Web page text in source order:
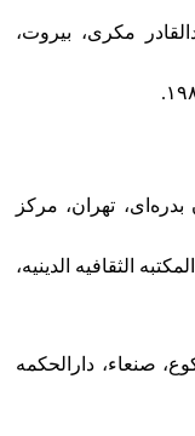
مکری، بیروت،
تهران، مرکز
الثقافیه الدینیه،
صنعاء، دارالحکمه